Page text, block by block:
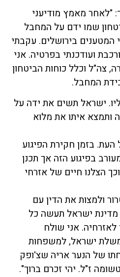
"לאחר מאמץ מודיעני
שמו ידם על המחבל
בירושלים. עקבתי
ועודכנתי בפרטיה. אני
וכלל כוחות הביטחון
המחבל.
ישראל תשים את ידה על
ותמצא איתו את מלוא
בזמן חקירת הפיגוע
בפיגוע הזה אך תכנן
הצלנו חיים של אזרחי
ולמצות את הדין עם
ישראל תעשה כל
אני שולח
ישראל, למשפחות
של הנער אריה שצ'ופק
ז"ל. יהי זכרם ברוך".